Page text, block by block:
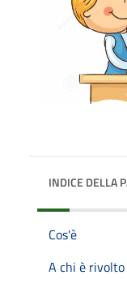
INDICE DELLA
Cos'è
A chi è rivolto